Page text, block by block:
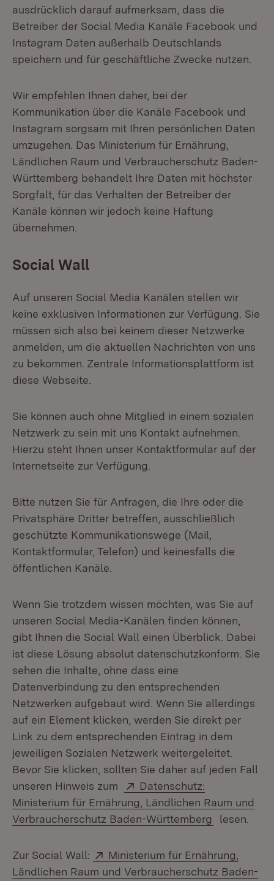
ausdrücklich darauf aufmerksam, dass die
Betreiber der Social Media Kanäle Facebook und
Instagram Daten außerhalb Deutschlands
speichern und für geschäftliche Zwecke nutzen.
Wir empfehlen Ihnen daher, bei der
Kommunikation über die Kanäle Facebook und
Instagram sorgsam mit Ihren persönlichen Daten
umzugehen. Das Ministerium für Ernährung,
Ländlichen Raum und Verbraucherschutz Baden-
Württemberg behandelt Ihre Daten mit höchster
Sorgfalt, für das Verhalten der Betreiber der
Kanäle können wir jedoch keine Haftung
übernehmen.
Social Wall
Auf unseren Social Media Kanälen stellen wir
keine exklusiven Informationen zur Verfügung. Sie
müssen sich also bei keinem dieser Netzwerke
anmelden, um die aktuellen Nachrichten von uns
zu bekommen. Zentrale Informationsplattform ist
diese Webseite.
Sie können auch ohne Mitglied in einem sozialen
Netzwerk zu sein mit uns Kontakt aufnehmen.
Hierzu steht Ihnen unser Kontaktformular auf der
Internetseite zur Verfügung.
Bitte nutzen Sie für Anfragen, die Ihre oder die
Privatsphäre Dritter betreffen, ausschließlich
geschützte Kommunikationswege (Mail,
Kontaktformular, Telefon) und keinesfalls die
öffentlichen Kanäle.
Wenn Sie trotzdem wissen möchten, was Sie auf
unseren Social Media-Kanälen finden können,
gibt Ihnen die Social Wall einen Überblick. Dabei
ist diese Lösung absolut datenschutzkonform. Sie
sehen die Inhalte, ohne dass eine
Datenverbindung zu den entsprechenden
Netzwerken aufgebaut wird. Wenn Sie allerdings
auf ein Element klicken, werden Sie direkt per
Link zu dem entsprechenden Eintrag in dem
jeweiligen Sozialen Netzwerk weitergeleitet.
Bevor Sie klicken, sollten Sie daher auf jeden Fall
unseren Hinweis zum
Extern:
Datenschutz:
Ministerium für Ernährung, Ländlichen Raum und
Verbraucherschutz Baden-Württemberg (Öffnet in
lesen.
Zur Social Wall: Extern:
Ministerium für Ernährung,
Ländlichen Raum und Verbraucherschutz Baden-